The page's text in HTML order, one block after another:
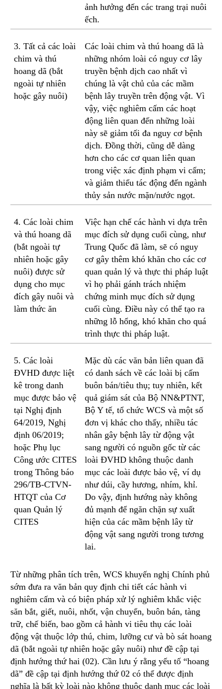
ảnh hưởng đến các trang trại nuôi
ếch.
3. Tất cả các loài
chim và thú
hoang dã (bắt
ngoài tự nhiên
hoặc gây nuôi)
Các loài chim và thú hoang dã là
những nhóm loài có nguy cơ lây
truyền bệnh dịch cao nhất vì
chúng là vật chủ của các mầm
bệnh lây truyền trên động vật. Vì
vậy, việc nghiêm cấm các hoạt
động liên quan đến những loài
này sẽ giảm tối đa nguy cơ bệnh
dịch. Đồng thời, cũng dễ dàng
hơn cho các cơ quan liên quan
trong việc xác định phạm vi cấm;
và giảm thiểu tác động đến ngành
thủy sản nước mặn/nước ngọt.
4. Các loài chim
và thú hoang dã
(bắt ngoài tự
nhiên hoặc gây
nuôi) được sử
dụng cho mục
đích gây nuôi và
làm thức ăn
Việc hạn chế các hành vi dựa trên
mục đích sử dụng cuối cùng, như
Trung Quốc đã làm, sẽ có nguy
cơ gây thêm khó khăn cho các cơ
quan quản lý và thực thi pháp luật
vì họ phải gánh trách nhiệm
chứng minh mục đích sử dụng
cuối cùng. Điều này có thể tạo ra
những lỗ hổng, khó khăn cho quá
trình thực thi pháp luật.
5. Các loài
ĐVHD được liệt
kê trong danh
mục được bảo vệ
tại Nghị định
64/2019, Nghị
định 06/2019;
hoặc Phụ lục
Công ước CITES
trong Thông báo
296/TB-CTVN-
HTQT của Cơ
quan Quản lý
CITES
Mặc dù các văn bản liên quan đã
có danh sách về các loài bị cấm
buôn bán/tiêu thụ; tuy nhiên, kết
quả giám sát của Bộ NN&PTNT,
Bộ Y tế, tổ chức WCS và một số
đơn vị khác cho thấy, nhiều tác
nhân gây bệnh lây từ động vật
sang người có nguồn gốc từ các
loài ĐVHD không thuộc danh
mục các loài được bảo vệ, ví dụ
như dúi, cầy hương, nhím, khỉ.
Do vậy, định hướng này không
đủ mạnh để ngăn chặn sự xuất
hiện của các mầm bệnh lây từ
động vật sang người trong tương
lai.
Từ những phân tích trên, WCS khuyến nghị Chính phủ
sớm đưa ra văn bản quy định chi tiết các hành vi
nghiêm cấm và có biện pháp xử lý nghiêm khắc việc
săn bắt, giết, nuôi, nhốt, vận chuyển, buôn bán, tàng
trữ, chế biến, bao gồm cả hành vi tiêu thụ các loài
động vật thuộc lớp thú, chim, lưỡng cư và bò sát hoang
dã (bắt ngoài tự nhiên hoặc gây nuôi) như đề cập tại
định hướng thứ hai (02). Cần lưu ý rằng yếu tố “hoang
dã” đề cập tại định hướng thứ 02 có thể được định
nghĩa là bất kỳ loài nào không thuộc danh mục các loài